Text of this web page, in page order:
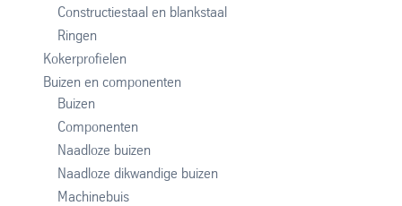
Constructiestaal en blankstaal
Ringen
Kokerprofielen
Buizen en componenten
Buizen
Componenten
Naadloze buizen
Naadloze dikwandige buizen
Machinebuis